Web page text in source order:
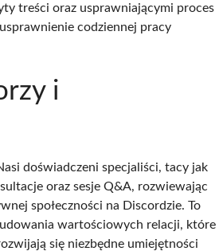
treści oraz usprawniającymi proces
codziennej pracy
i
doświadczeni specjaliści, tacy jak
oraz sesje Q&A, rozwiewając
społeczności na Discordzie. To
wartościowych relacji, które
się niezbędne umiejętności